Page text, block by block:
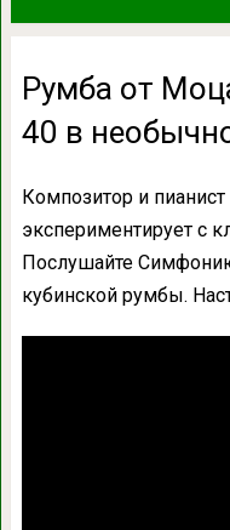
Румба от
40 в
Композитор и
экспериментирует с
Послушайте
кубинской румбы.